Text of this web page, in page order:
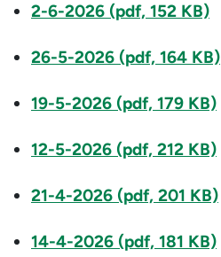
2-6-2026 (pdf, 152 KB)
26-5-2026 (pdf, 164 KB)
19-5-2026 (pdf, 179 KB)
12-5-2026 (pdf, 212 KB)
21-4-2026 (pdf, 201 KB)
14-4-2026 (pdf, 181 KB)